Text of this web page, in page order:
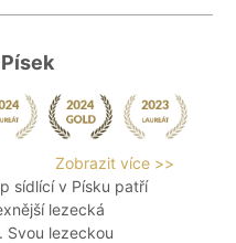
Zobrazit více >>
sídlící v Písku patří
lezecká
Svou lezeckou